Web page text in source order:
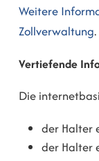
Weitere
Zollverwaltung.
Vertiefende
Die
der Halter
der Halter